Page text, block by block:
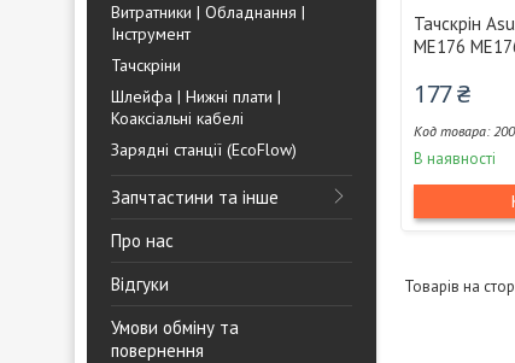
Витратники | Обладнання |
Інструмент
Тачскріни
Шлейфа | Нижні плати |
Коаксіальні кабелі
Зарядні станції (EcoFlow)
Запчтастини та інше
Про нас
Відгуки
Умови обміну та
повернення
Тачскрін
ME176
177 ₴
В наявності